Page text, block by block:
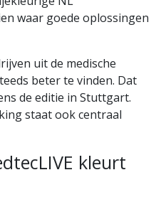
waar goede oplossingen
uit de medische
beter te vinden. Dat
de editie in Stuttgart.
staat ook centraal
kleurt